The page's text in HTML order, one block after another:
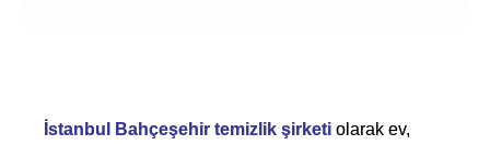
İstanbul Bahçeşehir temizlik şirketi olarak ev,